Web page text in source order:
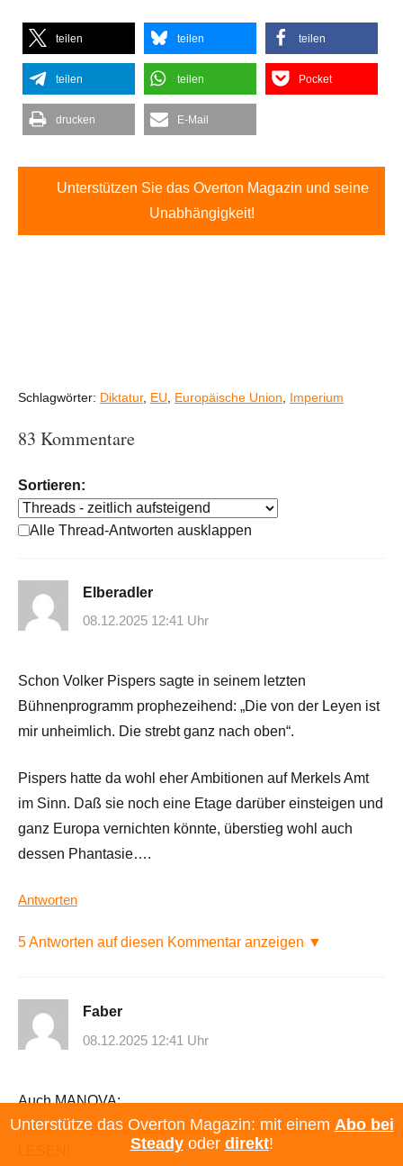
teilen teilen teilen
teilen teilen Pocket
drucken E-Mail
Unterstützen Sie das Overton Magazin und seine
Unabhängigkeit!
Schlagwörter: Diktatur, EU Europäische Union Imperium
83 Kommentare
Sortieren:
Alle Thread-Antworten ausklappen
Elberadler
08.12.2025 12:41 Uhr
Schon Volker Pispers sagte in seinem letzten
Bühnenprogramm prophezeihend: „Die von der Leyen ist
mir unheimlich. Die strebt ganz nach oben“.
Pispers hatte da wohl eher Ambitionen auf Merkels Amt
im Sinn. Daß sie noch eine Etage darüber einsteigen und
ganz Europa vernichten könnte, überstieg wohl auch
dessen Phantasie….
Antworten
5 Antworten auf diesen Kommentar anzeigen ▼
Faber
08.12.2025 12:41 Uhr
Auch MANOVA:
https://www.manova.news/artikel/das-vierte-reich
Unterstütze das Overton Magazin: mit einem Abo bei
Steadyoder direkt!